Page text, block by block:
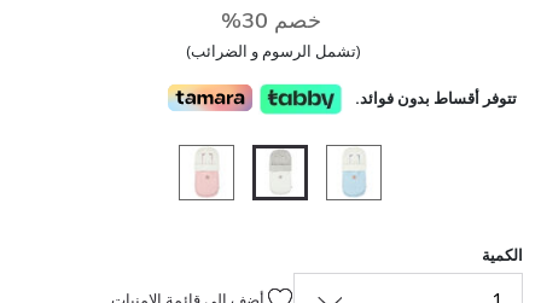
خصم 30%
(تشمل الرسوم و الضرائب)
تتوفر أقساط بدون فوائد.
الكمية